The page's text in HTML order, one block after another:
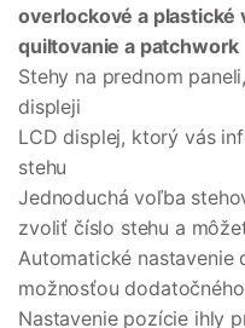
overlockové a plastické
quiltovanie a patchwork
Stehy na prednom
displeji
LCD displej, ktorý vás
stehu
Jednoduchá voľba
zvoliť číslo stehu a
Automatické nastavenie
možnosťou
Nastavenie pozície ihly